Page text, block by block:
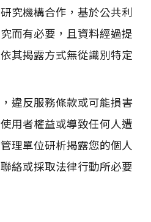
究機構合作，基於公共利
而有必要，且資料經過提
其揭露方式無從識別特定
違反服務條款或可能損害
用者權益或導致任何人遭
理單位研析揭露您的個人
絡或採取法律行動所必要